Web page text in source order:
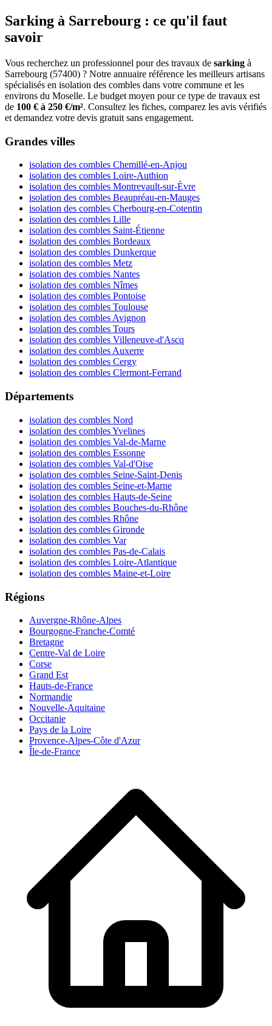
Sarking à Sarrebourg : ce qu'il faut
savoir
Vous recherchez un professionnel pour des travaux de sarking à
Sarrebourg (57400) ? Notre annuaire référence les meilleurs artisans
spécialisés en isolation des combles dans votre commune et les
environs du Moselle. Le budget moyen pour ce type de travaux est
de 100 € à 250 €/m². Consultez les fiches, comparez les avis vérifiés
et demandez votre devis gratuit sans engagement.
Grandes villes
isolation des combles Chemillé-en-Anjou
isolation des combles Loire-Authion
isolation des combles Montrevault-sur-Èvre
isolation des combles Beaupréau-en-Mauges
isolation des combles Cherbourg-en-Cotentin
isolation des combles Lille
isolation des combles Saint-Étienne
isolation des combles Bordeaux
isolation des combles Dunkerque
isolation des combles Metz
isolation des combles Nantes
isolation des combles Nîmes
isolation des combles Pontoise
isolation des combles Toulouse
isolation des combles Avignon
isolation des combles Tours
isolation des combles Villeneuve-d'Ascq
isolation des combles Auxerre
isolation des combles Cergy
isolation des combles Clermont-Ferrand
Départements
isolation des combles Nord
isolation des combles Yvelines
isolation des combles Val-de-Marne
isolation des combles Essonne
isolation des combles Val-d'Oise
isolation des combles Seine-Saint-Denis
isolation des combles Seine-et-Marne
isolation des combles Hauts-de-Seine
isolation des combles Bouches-du-Rhône
isolation des combles Rhône
isolation des combles Gironde
isolation des combles Var
isolation des combles Pas-de-Calais
isolation des combles Loire-Atlantique
isolation des combles Maine-et-Loire
Régions
Auvergne-Rhône-Alpes
Bourgogne-Franche-Comté
Bretagne
Centre-Val de Loire
Corse
Grand Est
Hauts-de-France
Normandie
Nouvelle-Aquitaine
Occitanie
Pays de la Loire
Provence-Alpes-Côte d'Azur
Île-de-France